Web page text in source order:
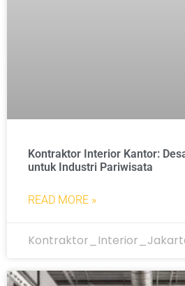
Kontraktor Interior Kantor:
untuk Industri Pariwisata
READ MORE »